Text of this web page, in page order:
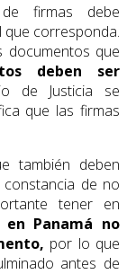
firmas debe
que corresponda.
documentos que
deben ser
de Justicia se
que las firmas
también deben
de no
tener en
en Panamá no
por lo que
antes de